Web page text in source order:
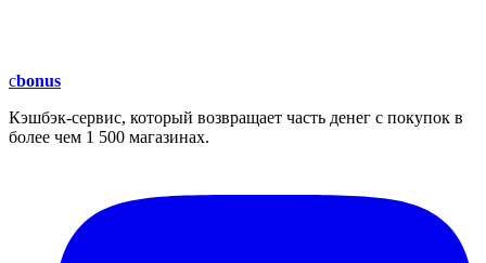
cbonus
Кэшбэк-сервис, который возвращает часть денег с покупок в
более чем 1 500 магазинах.